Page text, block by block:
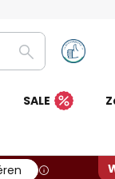
Zoeken
SALE